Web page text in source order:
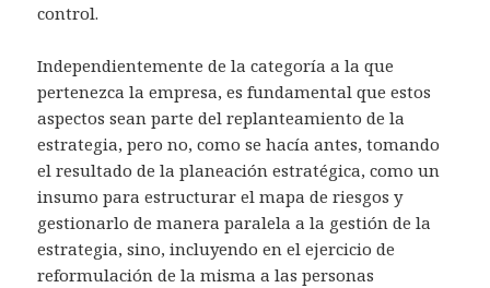
control.
Independientemente de la categoría a la que
pertenezca la empresa, es fundamental que estos
aspectos sean parte del replanteamiento de la
estrategia, pero no, como se hacía antes, tomando
el resultado de la planeación estratégica, como un
insumo para estructurar el mapa de riesgos y
gestionarlo de manera paralela a la gestión de la
estrategia, sino, incluyendo en el ejercicio de
reformulación de la misma a las personas